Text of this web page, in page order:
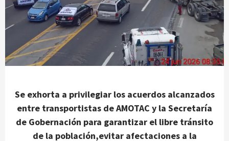
Se exhorta a privilegiar los acuerdos alcanzados
entre transportistas de AMOTAC y la Secretaría
de Gobernación para garantizar el libre tránsito
de la población,evitar afectaciones a la